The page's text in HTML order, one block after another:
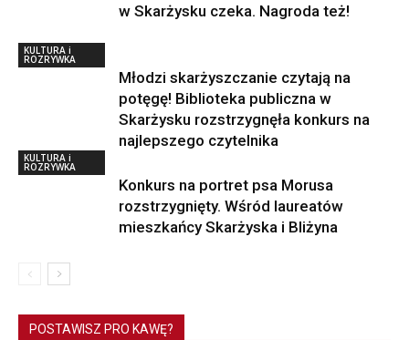
w Skarżysku czeka. Nagroda też!
KULTURA i
ROZRYWKA
Młodzi skarżyszczanie czytają na
potęgę! Biblioteka publiczna w
Skarżysku rozstrzygnęła konkurs na
najlepszego czytelnika
KULTURA i
ROZRYWKA
Konkurs na portret psa Morusa
rozstrzygnięty. Wśród laureatów
mieszkańcy Skarżyska i Bliżyna
POSTAWISZ PRO KAWĘ?